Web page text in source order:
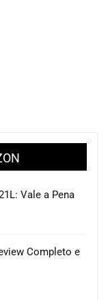
Vale a Pena
Completo e